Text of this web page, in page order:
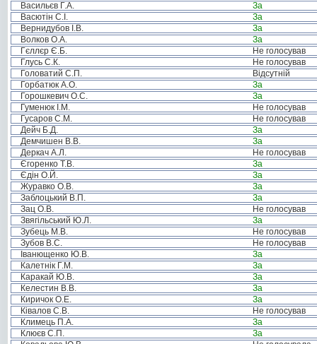
Васильєв Г.А.
За
Васютін С.І.
За
Вернидубов І.В.
За
Волков О.А.
За
Гєллєр Є.Б.
Не голосував
Глусь С.К.
Не голосував
Головатий С.П.
Відсутній
Горбатюк А.О.
За
Горошкевич О.С.
За
Гуменюк І.М.
Не голосував
Гусаров С.М.
Не голосував
Дейч Б.Д.
За
Демчишен В.В.
За
Деркач А.Л.
Не голосував
Єгоренко Т.В.
За
Єдін О.Й.
За
Журавко О.В.
За
Заблоцький В.П.
За
Зац О.В.
Не голосував
Звягільський Ю.Л.
За
Зубець М.В.
Не голосував
Зубов В.С.
Не голосував
Іванющенко Ю.В.
За
Калетнік Г.М.
За
Каракай Ю.В.
За
Келестин В.В.
За
Киричок О.Е.
За
Ківалов С.В.
Не голосував
Климець П.А.
За
Клюєв С.П.
За